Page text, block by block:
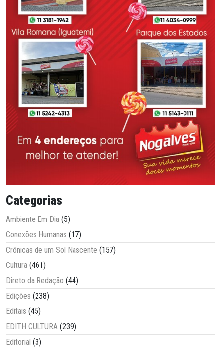
Categorias
Ambiente Em Dia (5)
Conexões Humanas (17)
Crônicas de um Sol Nascente (157)
Cultura (461)
Direto da Redação (44)
Edições (238)
Editais (45)
EDITH CULTURA (239)
Editorial (3)